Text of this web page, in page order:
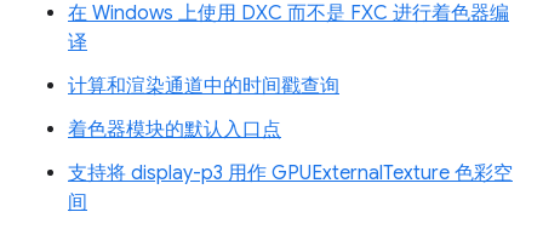
在 Windows 上使用 DXC 而不是 FXC 进行着色器编
译
计算和渲染通道中的时间戳查询
着色器模块的默认入口点
支持将 display-p3 用作 GPUExternalTexture 色彩空
间